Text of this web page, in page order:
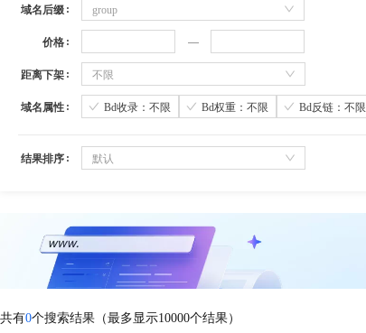
域名后缀 group
价格
距离下架 不限
域名属性 Bd收录：不限 Bd权重：不限 Bd反链：不限
结果排序 默认
共有0个搜索结果（最多显示10000个结果）